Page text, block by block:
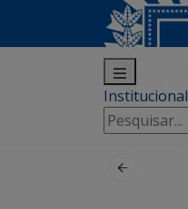
Institucional
Pesquisar
por: